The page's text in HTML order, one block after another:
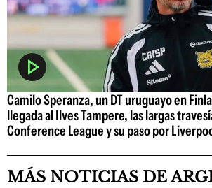
Camilo Speranza, un DT uruguayo en
llegada al Ilves Tampere, las largas
Conference League y su paso por
MÁS NOTICIAS DE